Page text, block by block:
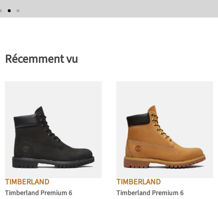
Récemment vu
TIMBERLAND
Timberland Premium 6
TIMBERLAND
Timberland Premium 6